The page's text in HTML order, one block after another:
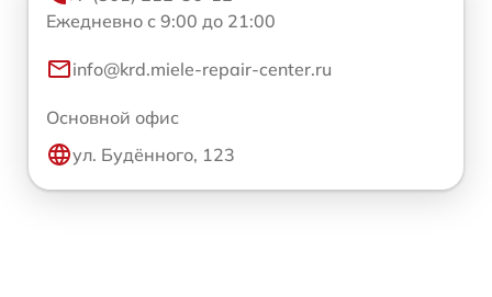
Ежедневно с 9:00 до 21:00
info@krd.miele-repair-center.ru
Основной офис
ул. Будённого, 123